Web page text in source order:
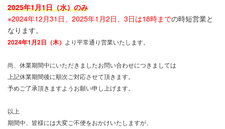
2025年1月1日（水）のみ
※2024年12月31日、2025年1月2日、3日は18時までの時短営業と
なります。
2024年1月2日（木） より平常通り営業いたします。
尚、休業期間中にいただきましたお問い合わせにつきましては
上記休業期間後に順次ご対応させて頂きます。
予めご了承頂きますようお願い申し上げます。
以上
期間中、皆様には大変ご不便をおかけいたしますが、